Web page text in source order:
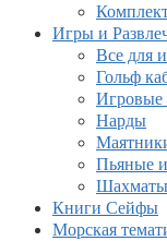
Игры и
Все для
Гольф
Игровые
Нарды
Пьяные
Шахматы
Книги Сейфы
Морская